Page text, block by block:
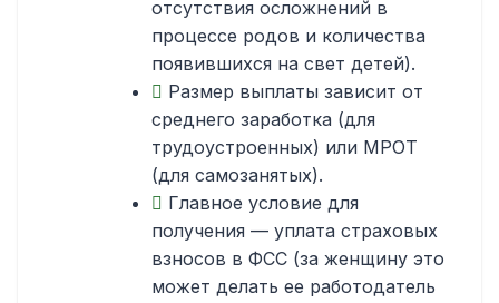
отсутствия осложнений в
процессе родов и количества
появившихся на свет детей).
Размер выплаты зависит от
среднего заработка (для
трудоустроенных) или МРОТ
(для самозанятых).
Главное условие для
получения — уплата страховых
взносов в ФСС (за женщину это
может делать ее работодатель